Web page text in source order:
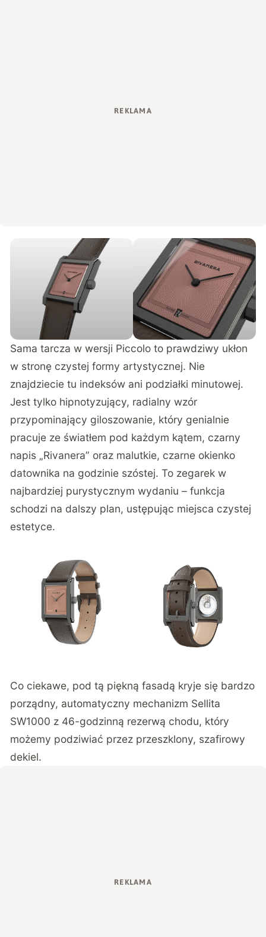
Sama tarcza w wersji Piccolo to prawdziwy ukłon
w stronę czystej formy artystycznej. Nie
znajdziecie tu indeksów ani podziałki minutowej.
Jest tylko hipnotyzujący, radialny wzór
przypominający giloszowanie, który genialnie
pracuje ze światłem pod każdym kątem, czarny
napis „Rivanera” oraz malutkie, czarne okienko
datownika na godzinie szóstej. To zegarek w
najbardziej purystycznym wydaniu – funkcja
schodzi na dalszy plan, ustępując miejsca czystej
estetyce.
Co ciekawe, pod tą piękną fasadą kryje się bardzo
porządny, automatyczny mechanizm Sellita
SW1000 z 46-godzinną rezerwą chodu, który
możemy podziwiać przez przeszklony, szafirowy
dekiel.